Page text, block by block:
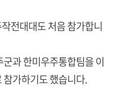
전대대도 처음 참가합니
과 한미우주통합팀을 이
가하기도 했습니다.